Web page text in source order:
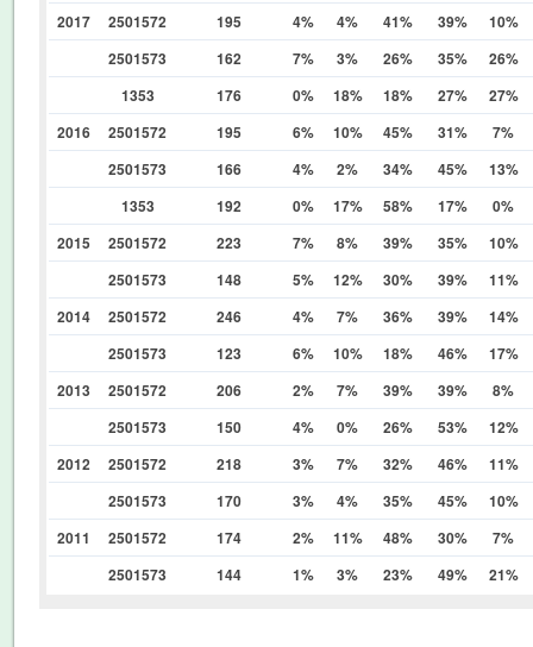
2017
2501572 195 4% 4% 41% 39%
10%
2501573
162 7% 3% 26% 35%
26%
1353
176 0% 18% 18% 27%
27%
2016
2501572 195 6% 10% 45% 31%
7%
2501573
166 4% 2% 34% 45%
13%
1353
192 0% 17% 58% 17%
0%
2015
2501572 223 7% 8% 39% 35%
10%
2501573
148 5% 12% 30% 39%
11%
2014
2501572 246 4% 7% 36% 39%
14%
2501573
123 6% 10% 18% 46%
17%
2013
2501572 206 2% 7% 39% 39%
8%
2501573
150 4% 0% 26% 53%
12%
2012
2501572 218 3% 7% 32% 46%
11%
2501573
170 3% 4% 35% 45%
10%
2011
2501572 174 2% 11% 48% 30%
7%
2501573
144 1% 3% 23% 49% 21%